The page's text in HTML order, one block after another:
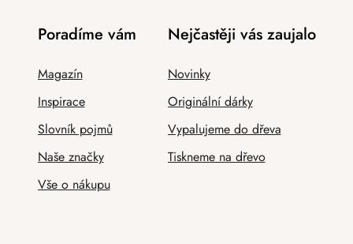
Poradíme vám
Magazín
Inspirace
Slovník pojmů
Naše značky
Vše o nákupu
Nejčastěji vás zaujalo
Novinky
Originální dárky
Vypalujeme do dřeva
Tiskneme na dřevo